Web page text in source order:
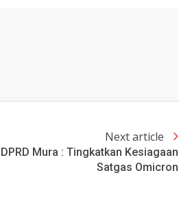
Next article
Mura : Tingkatkan Kesiagaan
Satgas Omicron